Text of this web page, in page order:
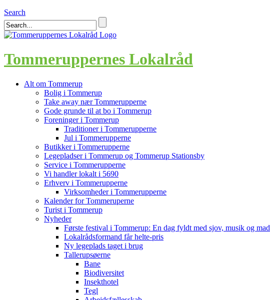
Search
Tommeruppernes Lokalråd
Alt om Tommerup
Bolig i Tommerup
Take away nær Tommerupperne
Gode grunde til at bo i Tommerup
Foreninger i Tommerup
Traditioner i Tommerupperne
Jul i Tommerupperne
Butikker i Tommerupperne
Legepladser i Tommerup og Tommerup Stationsby
Service i Tommerupperne
Vi handler lokalt i 5690
Erhverv i Tommerupperne
Virksomheder i Tommerupperne
Kalender for Tommeruperne
Turist i Tommerup
Nyheder
Første festival i Tommerup: En dag fyldt med sjov, musik og mad
Lokalrådsformand får helte-pris
Ny legeplads taget i brug
Tallerupsøerne
Bane
Biodiversitet
Insekthotel
Tegl